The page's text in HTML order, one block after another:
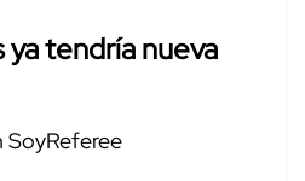
ya tendría nueva
SoyReferee